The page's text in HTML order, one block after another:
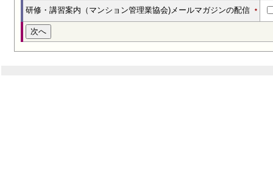
研修・講習案内（マンション管理業協会)メールマガジンの配信 *